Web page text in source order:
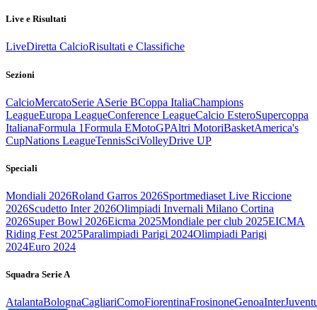
Live e Risultati
LiveDiretta CalcioRisultati e Classifiche
Sezioni
CalcioMercatoSerie ASerie BCoppa ItaliaChampions
LeagueEuropa LeagueConference LeagueCalcio EsteroSupercoppa
ItalianaFormula 1Formula EMotoGPAltri MotoriBasketAmerica's
CupNations LeagueTennisSciVolleyDrive UP
Speciali
Mondiali 2026Roland Garros 2026Sportmediaset Live Riccione
2026Scudetto Inter 2026Olimpiadi Invernali Milano Cortina
2026Super Bowl 2026Eicma 2025Mondiale per club 2025EICMA
Riding Fest 2025Paralimpiadi Parigi 2024Olimpiadi Parigi
2024Euro 2024
Squadra Serie A
AtalantaBolognaCagliariComoFiorentinaFrosinoneGenoaInter